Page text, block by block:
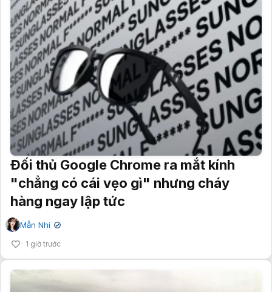
Đối thủ Google Chrome ra mắt kính
"chẳng có cái vẹo gì" nhưng cháy
hàng ngay lập tức
Mẫn Nhi ✔
1 giờ trước